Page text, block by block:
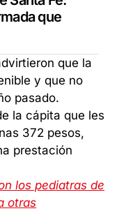
que
que la
y que no
pasado.
la cápita que les
372 pesos,
prestación
los pediatras de
otras